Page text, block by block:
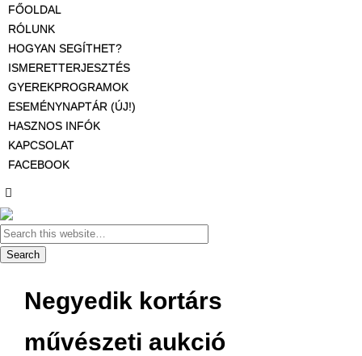
FŐOLDAL
RÓLUNK
HOGYAN SEGÍTHET?
ISMERETTERJESZTÉS
GYEREKPROGRAMOK
ESEMÉNYNAPTÁR (ÚJ!)
HASZNOS INFÓK
KAPCSOLAT
FACEBOOK
Negyedik kortárs
művészeti aukció